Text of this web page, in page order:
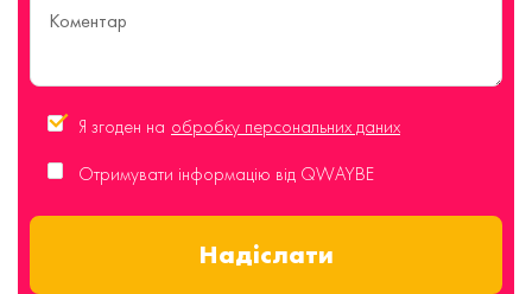
Я згоден на обробку персональних даних
Отримувати інформацію від QWAYBE
Надіслати